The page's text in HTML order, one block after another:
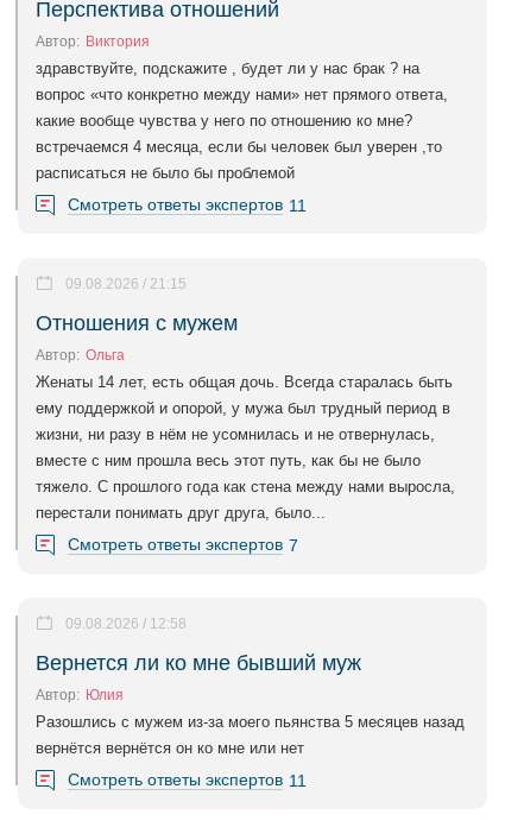
Перспектива отношений
Автор: Виктория
здравствуйте, подскажите , будет ли у нас брак ? на
вопрос «что конкретно между нами» нет прямого ответа,
какие вообще чувства у него по отношению ко мне?
встречаемся 4 месяца, если бы человек был уверен ,то
расписаться не было бы проблемой
Смотреть ответы экспертов 11
Отношения с мужем
09.08.2026 / 21:15
Автор: Ольга
Женаты 14 лет, есть общая дочь. Всегда старалась быть
ему поддержкой и опорой, у мужа был трудный период в
жизни, ни разу в нём не усомнилась и не отвернулась,
вместе с ним прошла весь этот путь, как бы не было
тяжело. С прошлого года как стена между нами выросла,
перестали понимать друг друга, было...
Смотреть ответы экспертов 7
Вернется ли ко мне бывший муж
09.08.2026 / 12:58
Автор: Юлия
Разошлись с мужем из-за моего пьянства 5 месяцев назад
вернётся вернётся он ко мне или нет
Смотреть ответы экспертов 11